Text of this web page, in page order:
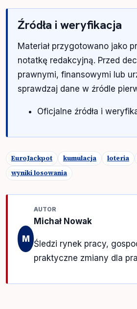
Źródła i weryfikacja
Materiał przygotowano jako
notatkę redakcyjną. Przed
prawnymi, finansowymi lub
sprawdzaj dane w źródle
Oficjalne źródła i
EuroJackpot kumulacja loteria
wyniki losowania
M
AUTOR
Michał Nowak
Śledzi rynek pracy,
praktyczne zmiany dla